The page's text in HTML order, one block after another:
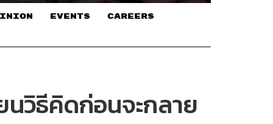
EVENTS CAREERS
นวิธีคิดก่อนจะกลาย